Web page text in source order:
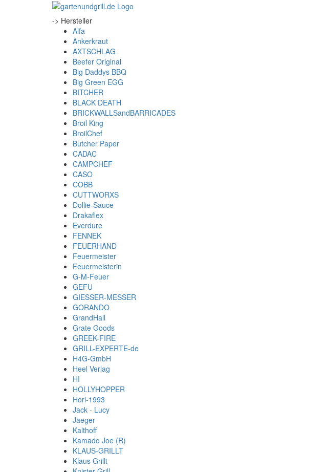
-> Hersteller
Alfa
Ankerkraut
AXTSCHLAG
Beefer Original
Big Daddys BBQ
Big Green EGG
BITCHER
BLACK DEATH
BRICKWALLSandBARRICADES
Broil King
BroilChef
Butcher Paper
CADAC
CAMPCHEF
CASO
COBB
CUTTWORXS
Dollie-Sauce
Drakaflex
Everdure
FENNEK
FEUERHAND
Feuermeister
Feuermeisterin
G-M-Feuer
GEFU
GIESSER-MESSER
GORANDO
GrandHall
Grate Goods
GREEK-FIRE
GRILL-EXPERTE-de
H4G-GmbH
Heel Verlag
HI
HOLLYHOPPER
Horl-1993
Jack - Lucy
Jaeger
Kalthoff
Kamado Joe (R)
KLAUS-GRILLT
Klaus Grillt